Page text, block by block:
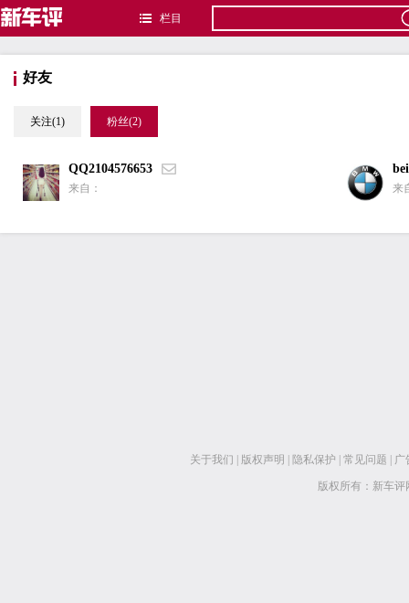
栏目
好友
关注(1) 粉丝(2)
QQ2104576653
来自：
关于我们 版权声明 隐私保护 常见问题 广
版权所有：新车评